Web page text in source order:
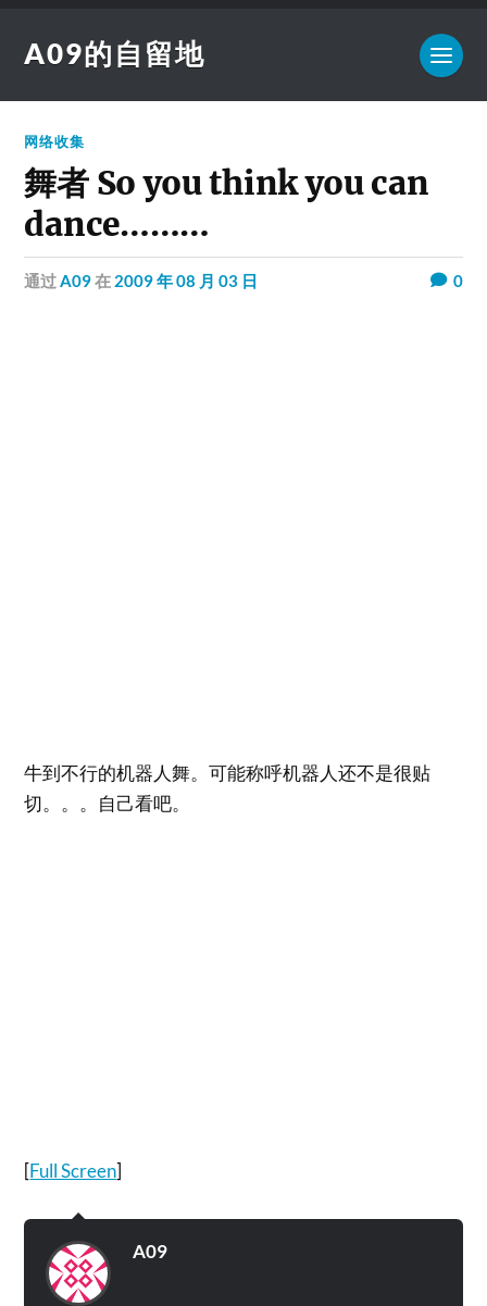
A09的自留地
网络收集
舞者 So you think you can
dance………
通过A09在 2009 年 08 月 03 日 0
牛到不行的机器人舞。可能称呼机器人还不是很贴
切。。。自己看吧。
[Full Screen]
A09